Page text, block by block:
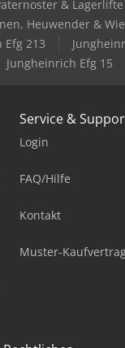
& Lagerlifte
Heuwender &
Efg 213
Jungheinrich Efg 15
Service &
Login
FAQ/Hilfe
Kontakt
Muster-